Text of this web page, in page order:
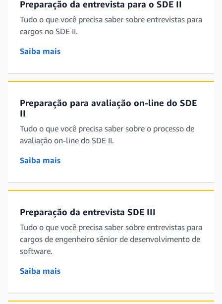
Preparação da entrevista para o SDE II
Tudo o que você precisa saber sobre entrevistas para
cargos no SDE II.
Saiba mais
Preparação para avaliação on-line do SDE
II
Tudo o que você precisa saber sobre o processo de
avaliação on-line do SDE II.
Saiba mais
Preparação da entrevista SDE III
Tudo o que você precisa saber sobre entrevistas para
cargos de engenheiro sênior de desenvolvimento de
software.
Saiba mais